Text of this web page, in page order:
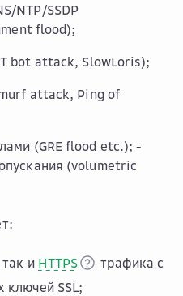
NTP/SSDP
flood);
bot attack, SlowLoris);
attack, Ping of
(GRE flood etc.); -
(volumetric
и HTTPS
трафика с
ключей SSL;